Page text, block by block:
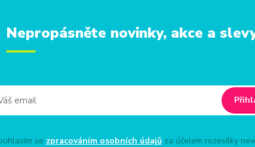
Nepropásněte novinky, akce a
se zpracováním osobních údajůza účelem rozesílky